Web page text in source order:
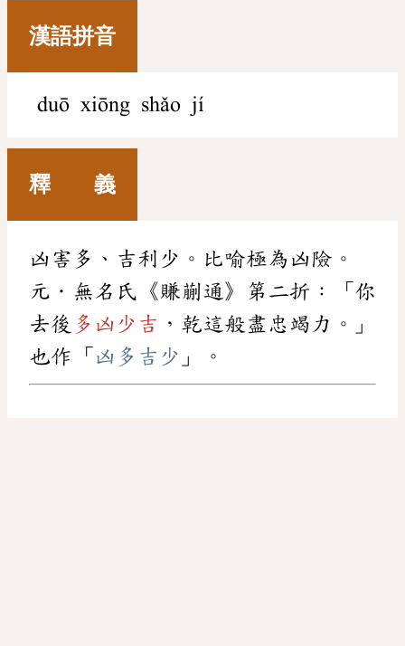
漢語拼音
duō xiōng shǎo jí
釋 義
凶害多、吉利少。比喻極為凶險。
元．無名氏《賺蒯通》第二折：「你
去後 多凶少吉 ，乾這般盡忠竭力。」
也作「 凶多吉少 」。